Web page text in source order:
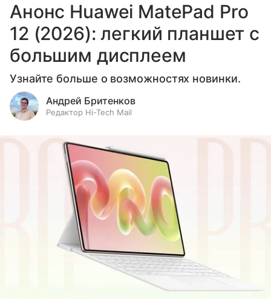
Анонс Huawei MatePad Pro
12 (2026): легкий планшет с
большим дисплеем
Узнайте больше о возможностях новинки.
Андрей Бритенков
Редактор Hi-Tech Mail